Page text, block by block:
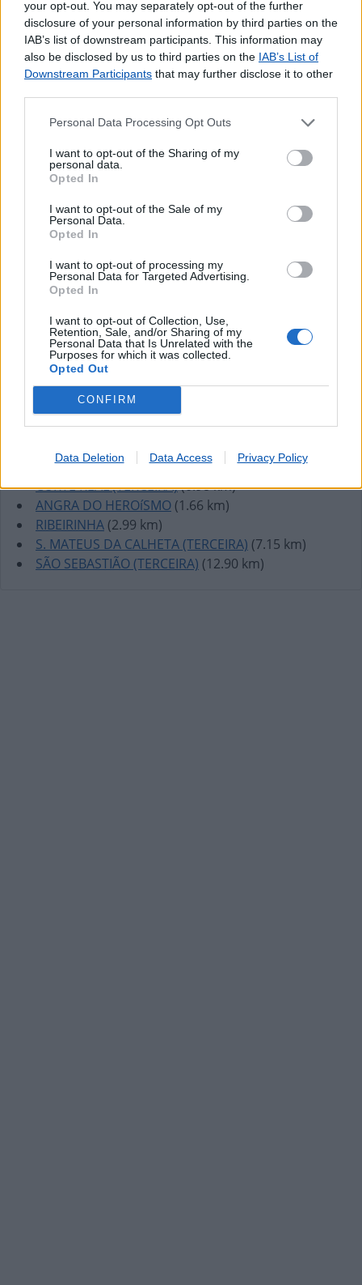
your opt-out. You may separately opt-out of the further
disclosure of your personal information by third parties on the
IAB’s list of downstream participants. This information may
also be disclosed by us to third parties on the IAB’s List of
Downstream Participants that may further disclose it to other
Personal Data Processing Opt Outs
I want to opt-out of the Sharing of my
personal data.
Opted In
I want to opt-out of the Sale of my
Personal Data.
Opted In
I want to opt-out of processing my
Personal Data for Targeted Advertising.
Opted In
I want to opt-out of Collection, Use,
Retention, Sale, and/or Sharing of my
Personal Data that Is Unrelated with the
Purposes for which it was collected.
Opted Out
CONFIRM
Data Deletion Data Access Privacy Policy
CÔRTE REAL (TERCEIRA)(0.98 km)
ANGRA DO HEROíSMO (1.66 km)
RIBEIRINHA (2.99 km)
S. MATEUS DA CALHETA (TERCEIRA) (7.15 km)
SÃO SEBASTIÃO (TERCEIRA) (12.90 km)